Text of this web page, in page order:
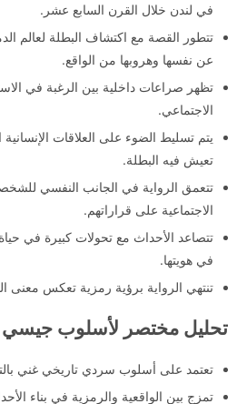
في لندن خلال القرن السابع عشر.
تتطور القصة مع اكتشاف البطلة لعالم
عن نفسها وهروبها من الواقع.
تظهر صراعات داخلية بين الرغبة في
الاجتماعي.
يتم تسليط الضوء على العلاقات
تعيش فيه البطلة.
تتعمق الرواية في الجانب النفسي
الاجتماعية على قراراتهم.
تتصاعد الأحداث مع تحولات كبيرة في حياة
في هويتها.
تنتهي الرواية برؤية رمزية تعكس معنى
تحليل مختصر لأسلوب جيسي
تعتمد على أسلوب سردي تاريخي غني
تمزج بين الواقعية والرمزية في بناء